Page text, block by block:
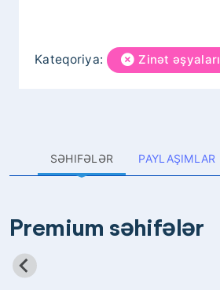
Kateqoriya: Zinət əşyaları
SƏHIFƏLƏR PAYLAŞIMLAR
Premium səhifələr